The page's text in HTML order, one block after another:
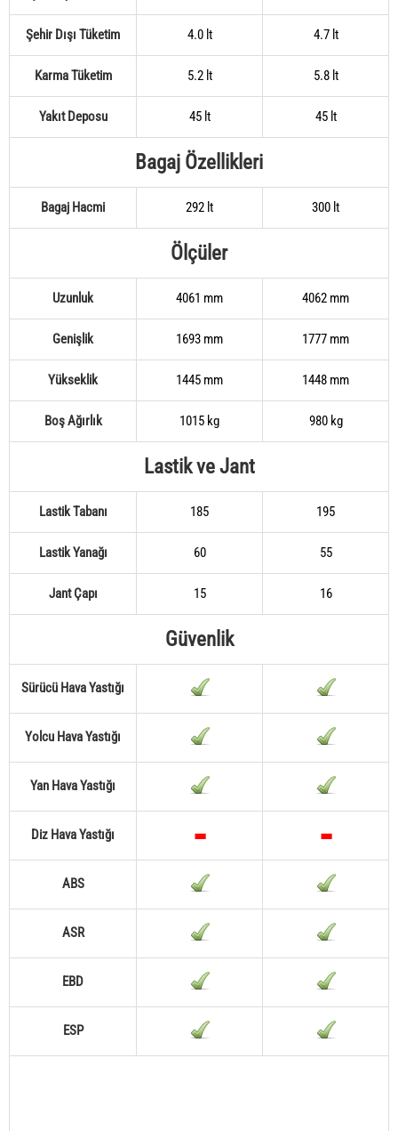
Şehir Dışı Tüketim 4.0 lt 4.7 lt
Karma Tüketim 5.2 lt 5.8 lt
Yakıt Deposu 45 lt 45 lt
Bagaj Özellikleri
Bagaj Hacmi 292 lt 300 lt
Ölçüler
Uzunluk 4061 mm 4062 mm
Genişlik 1693 mm 1777 mm
Yükseklik 1445 mm 1448 mm
Boş Ağırlık 1015 kg 980 kg
Lastik ve Jant
Lastik Tabanı 185 195
Lastik Yanağı 60 55
Jant Çapı 15 16
Güvenlik
Sürücü Hava Yastığı
Yolcu Hava Yastığı
Yan Hava Yastığı
Diz Hava Yastığı
ABS
ASR
EBD
ESP